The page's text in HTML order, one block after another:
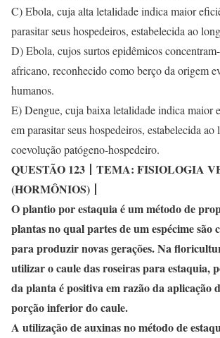
C) Ebola, cuja alta letalidade indica maior
parasitar seus hospedeiros, estabelecida ao
D) Ebola, cujos surtos epidêmicos
africano, reconhecido como berço da origem
humanos.
E) Dengue, cuja baixa letalidade indica maior
em parasitar seus hospedeiros, estabelecida ao
coevolução patógeno-hospedeiro.
QUESTÃO 123 丨 TEMA: FISIOLOGIA
(HORMÔNIOS) 丨
O plantio por estaquia é um método de
plantas no qual partes de um espécime são
para produzir novas gerações. Na
utilizar o caule das roseiras para estaquia,
da planta é positiva em razão da aplicação
porção inferior do caule.
A utilização de auxinas no método de